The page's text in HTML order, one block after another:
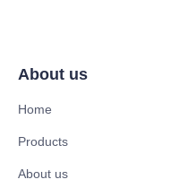
About us
Home
Products
About us